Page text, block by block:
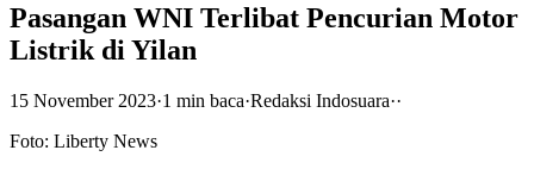
Pasangan WNI Terlibat Pencurian Motor
Listrik di Yilan
15 November 2023·1 min baca·Redaksi Indosuara··
Foto: Liberty News